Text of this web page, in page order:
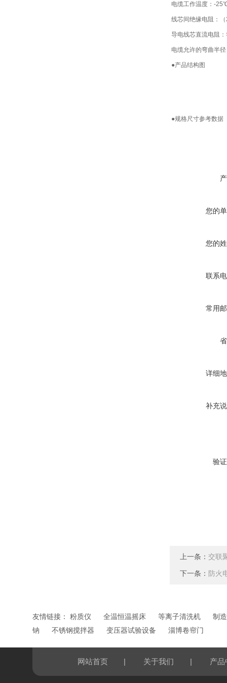
电缆工作温度：-
线芯间绝缘电阻：
导电线芯直流电阻
电缆允许的弯曲半
●产品结构图
●规格尺寸参考数据
您的
您的
联系
常用
详细
补充
验
上一条： 交联
下一条： 防火
友情链接： 粉质仪 全温恒温摇床 等离子清洗机
制
钠
不锈钢搅拌器 变压器试验设备 淄博卷帘门
网站首页 | 关于我们 | 产品